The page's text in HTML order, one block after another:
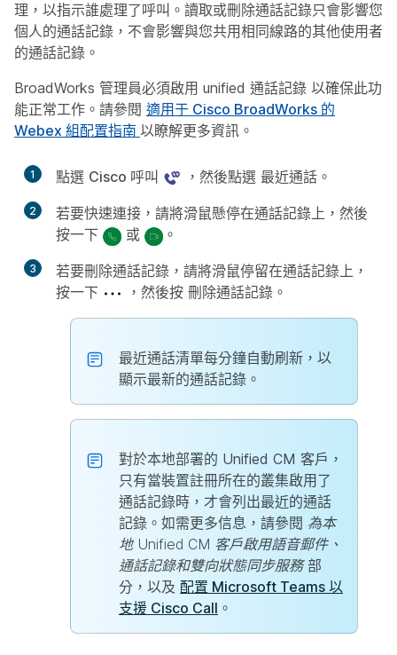
理，以指示誰處理了呼叫。讀取或刪除通話記錄只會影響您
個人的通話記錄，不會影響與您共用相同線路的其他使用者
的通話記錄。
BroadWorks 管理員必須啟用 unified 通話記錄 以確保此功
能正常工作。請參閱 適用于 Cisco BroadWorks 的
Webex 組配置指南 以瞭解更多資訊。
1 點選 Cisco 呼叫 ，然後點選 最近通話 。
2
若要快速連接，請將滑鼠懸停在通話記錄上，然後
按一下
或 。
3
若要刪除通話記錄，請將滑鼠停留在通話記錄上，
按一下
，然後按 刪除通話記錄 。
最近通話清單每分鐘自動刷新，以
顯示最新的通話記錄。
對於本地部署的 Unified CM 客戶，
只有當裝置註冊所在的叢集啟用了
通話記錄時，才會列出最近的通話
記錄。如需更多信息，請參閱 為本
地 Unified CM 客戶啟用語音郵件、
通話記錄和雙向狀態同步服務部
分，以及 配置 Microsoft Teams 以
支援 Cisco Call 。